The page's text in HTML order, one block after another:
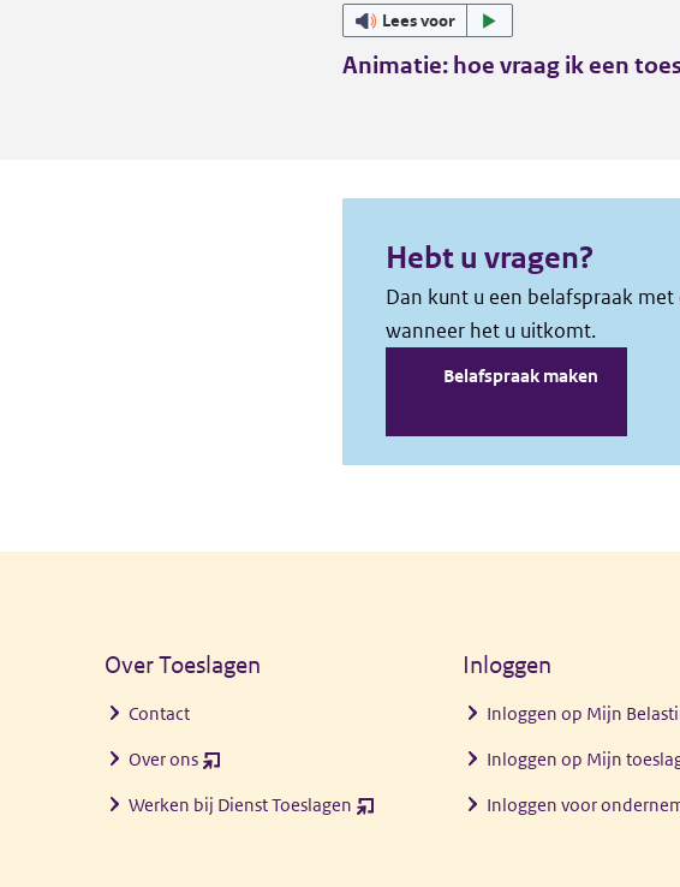
Lees voor
Animatie: hoe vraag ik een
Over Toeslagen
Contact
Over ons (opent
venster)
Werken bij Dienst Toeslagen (opent
Inloggen
Inloggen op Mijn
Inloggen op Mijn
Inloggen voor